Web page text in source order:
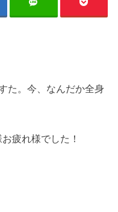
た。今、なんだか全身
疲れ様でした！